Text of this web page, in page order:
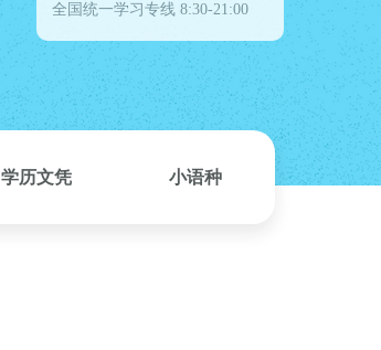
全国统一学习专线 8:30-21:00
学历文凭 小语种